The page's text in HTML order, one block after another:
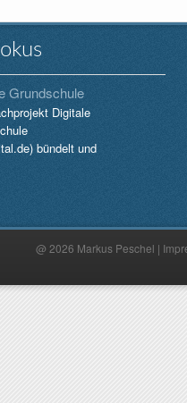
Grundschule
Digitale
bündelt und
@ 2026 Markus Peschel |